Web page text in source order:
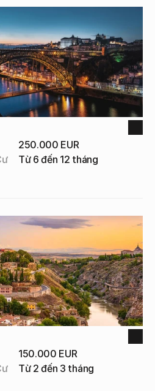
250.000 EUR
Từ 6 đến 12 tháng
150.000 EUR
Từ 2 đến 3 tháng